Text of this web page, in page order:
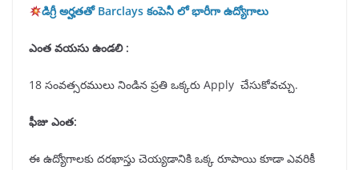
డిగ్రీ అర్హతతో Barclays కంపెనీ లో భారీగా ఉద్యోగాలు
ఎంత వయసు ఉండలి :
18 సంవత్సరములు నిండిన ప్రతి ఒక్కరు Apply చేసుకోవచ్చు.
ఫీజు ఎంత:
ఈ ఉద్యోగాలకు దరఖాస్తు చెయ్యడానికి ఒక్క రూపాయి కూడా ఎవరికీ